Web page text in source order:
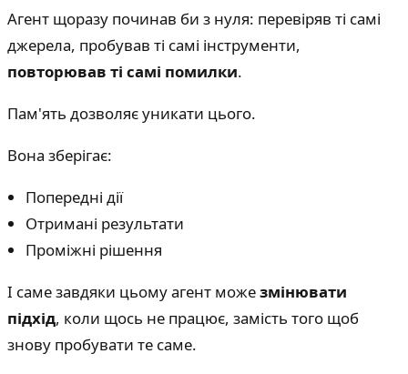
Агент щоразу починав би з нуля: перевіряв ті самі
джерела, пробував ті самі інструменти,
повторював ті самі помилки.
Пам'ять дозволяє уникати цього.
Вона зберігає:
Попередні дії
Отримані результати
Проміжні рішення
І саме завдяки цьому агент можезмінювати
підхід, коли щось не працює, замість того щоб
знову пробувати те саме.